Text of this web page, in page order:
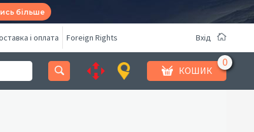
більше
і оплата Foreign Rights Вхід
КОШИК